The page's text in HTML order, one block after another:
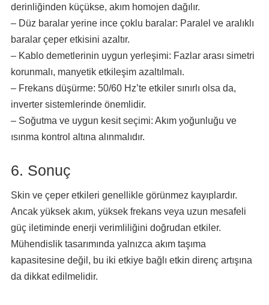
derinliğinden küçükse, akım homojen dağılır.
– Düz baralar yerine ince çoklu baralar: Paralel ve aralıklı
baralar çeper etkisini azaltır.
– Kablo demetlerinin uygun yerleşimi: Fazlar arası simetri
korunmalı, manyetik etkileşim azaltılmalı.
– Frekans düşürme: 50/60 Hz’te etkiler sınırlı olsa da,
inverter sistemlerinde önemlidir.
– Soğutma ve uygun kesit seçimi: Akım yoğunluğu ve
ısınma kontrol altına alınmalıdır.
6. Sonuç
Skin ve çeper etkileri genellikle görünmez kayıplardır.
Ancak yüksek akım, yüksek frekans veya uzun mesafeli
güç iletiminde enerji verimliliğini doğrudan etkiler.
Mühendislik tasarımında yalnızca akım taşıma
kapasitesine değil, bu iki etkiye bağlı etkin direnç artışına
da dikkat edilmelidir.